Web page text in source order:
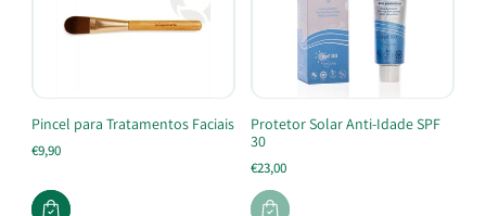
Pincel para Tratamentos Faciais
€9,90
Protetor Solar Anti-Idade SPF
30
€23,00